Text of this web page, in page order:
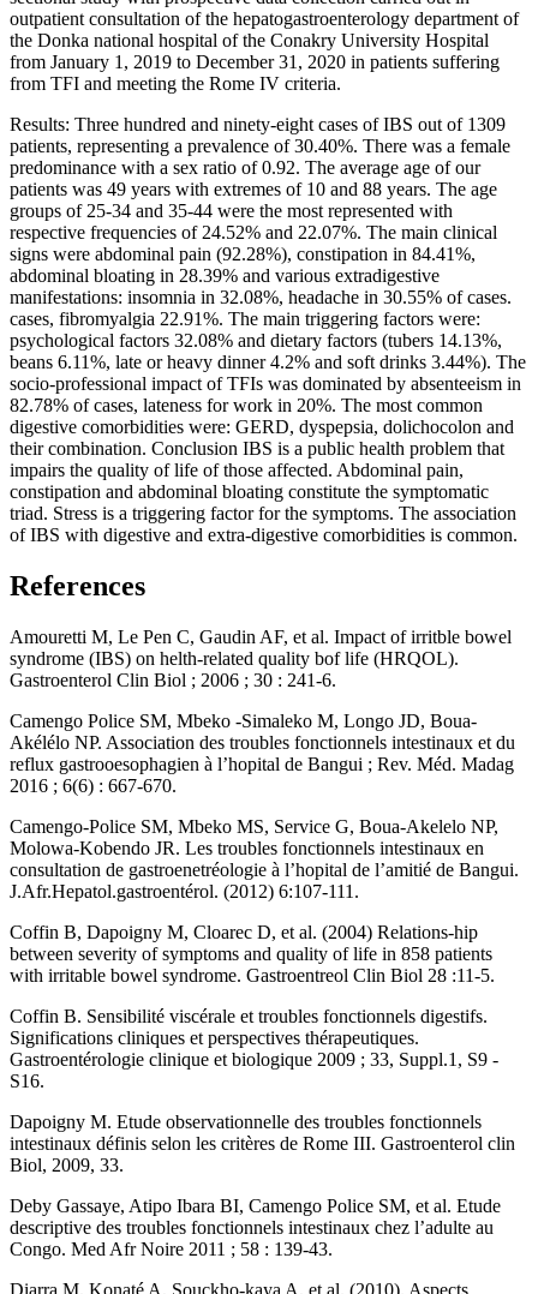
outpatient consultation of the hepatogastroenterology department of
the Donka national hospital of the Conakry University Hospital
from January 1, 2019 to December 31, 2020 in patients suffering
from TFI and meeting the Rome IV criteria.
Results: Three hundred and ninety-eight cases of IBS out of 1309
patients, representing a prevalence of 30.40%. There was a female
predominance with a sex ratio of 0.92. The average age of our
patients was 49 years with extremes of 10 and 88 years. The age
groups of 25-34 and 35-44 were the most represented with
respective frequencies of 24.52% and 22.07%. The main clinical
signs were abdominal pain (92.28%), constipation in 84.41%,
abdominal bloating in 28.39% and various extradigestive
manifestations: insomnia in 32.08%, headache in 30.55% of cases.
cases, fibromyalgia 22.91%. The main triggering factors were:
psychological factors 32.08% and dietary factors (tubers 14.13%,
beans 6.11%, late or heavy dinner 4.2% and soft drinks 3.44%). The
socio-professional impact of TFIs was dominated by absenteeism in
82.78% of cases, lateness for work in 20%. The most common
digestive comorbidities were: GERD, dyspepsia, dolichocolon and
their combination. Conclusion IBS is a public health problem that
impairs the quality of life of those affected. Abdominal pain,
constipation and abdominal bloating constitute the symptomatic
triad. Stress is a triggering factor for the symptoms. The association
of IBS with digestive and extra-digestive comorbidities is common.
References
Amouretti M, Le Pen C, Gaudin AF, et al. Impact of irritble bowel
syndrome (IBS) on helth-related quality bof life (HRQOL).
Gastroenterol Clin Biol ; 2006 ; 30 : 241-6.
Camengo Police SM, Mbeko -Simaleko M, Longo JD, Boua-
Akélélo NP. Association des troubles fonctionnels intestinaux et du
reflux gastrooesophagien à l’hopital de Bangui ; Rev. Méd. Madag
2016 ; 6(6) : 667-670.
Camengo-Police SM, Mbeko MS, Service G, Boua-Akelelo NP,
Molowa-Kobendo JR. Les troubles fonctionnels intestinaux en
consultation de gastroenetréologie à l’hopital de l’amitié de Bangui.
J.Afr.Hepatol.gastroentérol. (2012) 6:107-111.
Coffin B, Dapoigny M, Cloarec D, et al. (2004) Relations-hip
between severity of symptoms and quality of life in 858 patients
with irritable bowel syndrome. Gastroentreol Clin Biol 28 :11-5.
Coffin B. Sensibilité viscérale et troubles fonctionnels digestifs.
Significations cliniques et perspectives thérapeutiques.
Gastroentérologie clinique et biologique 2009 ; 33, Suppl.1, S9 -
S16.
Dapoigny M. Etude observationnelle des troubles fonctionnels
intestinaux définis selon les critères de Rome III. Gastroenterol clin
Biol, 2009, 33.
Deby Gassaye, Atipo Ibara BI, Camengo Police SM, et al. Etude
descriptive des troubles fonctionnels intestinaux chez l’adulte au
Congo. Med Afr Noire 2011 ; 58 : 139-43.